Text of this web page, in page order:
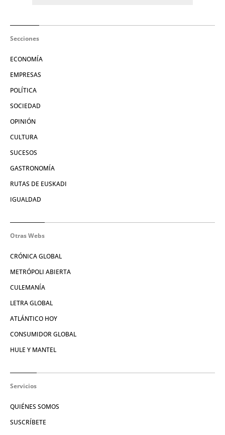
Secciones
ECONOMÍA
EMPRESAS
POLÍTICA
SOCIEDAD
OPINIÓN
CULTURA
SUCESOS
GASTRONOMÍA
RUTAS DE EUSKADI
IGUALDAD
Otras Webs
CRÓNICA GLOBAL
METRÓPOLI ABIERTA
CULEMANÍA
LETRA GLOBAL
ATLÁNTICO HOY
CONSUMIDOR GLOBAL
HULE Y MANTEL
Servicios
QUIÉNES SOMOS
SUSCRÍBETE